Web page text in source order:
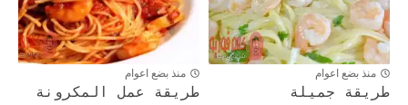
منذ بضع اعوام
طريقة جميلة
منذ بضع اعوام
طريقة عمل المكرونة